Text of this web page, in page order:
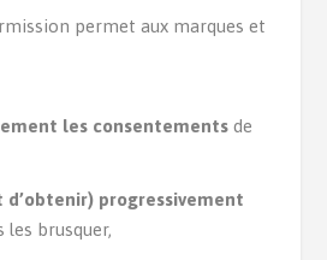
permet aux marques et
les consentementsde
d’obtenir) progressivement
les brusquer,